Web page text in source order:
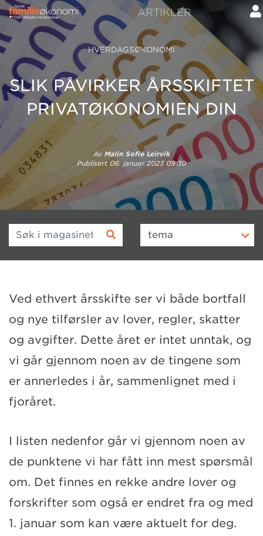
ARTIKLER
HVERDAGSØKONOMI
SLIK PÅVIRKER ÅRSSKIFTET
PRIVATØKONOMIEN DIN
Av Malin Sofie Leirvik
Publisert 06. januar 2023 09:30
Søk i magasinet tema
Ved ethvert årsskifte ser vi både bortfall
og nye tilførsler av lover, regler, skatter
og avgifter. Dette året er intet unntak, og
vi går gjennom noen av de tingene som
er annerledes i år, sammenlignet med i
fjoråret.
I listen nedenfor går vi gjennom noen av
de punktene vi har fått inn mest spørsmål
om. Det finnes en rekke andre lover og
forskrifter som også er endret fra og med
1. januar som kan være aktuelt for deg.